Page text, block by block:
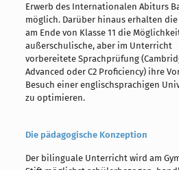
Erwerb des Internationalen Abiturs
möglich. Darüber hinaus erhalten
am Ende von Klasse 11 die
außerschulische, aber im Unterricht
vorbereitete Sprachprüfung
Advanced oder C2 Proficiency) ihre
Besuch einer englischsprachigen
zu optimieren.
Die pädagogische Konzeption
Der bilinguale Unterricht wird am